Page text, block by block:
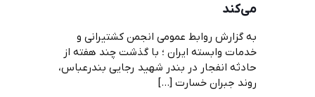
می‌کند
به گزارش روابط عمومی انجمن کشتیرانی و
خدمات وابسته ایران ؛ با گذشت چند هفته از
حادثه انفجار در بندر شهید رجایی بندرعباس،
روند جبران خسارت […]